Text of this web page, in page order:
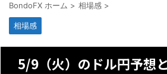
BondoFX ホーム > 相場感 >
相場感
5/9（火）のドル円予想